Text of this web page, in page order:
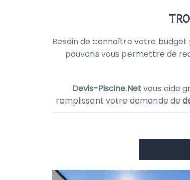
Besoin de connaître votre budget
pouvons vous permettre de
Devis-Piscine.Netvous aide
remplissant votre demande de